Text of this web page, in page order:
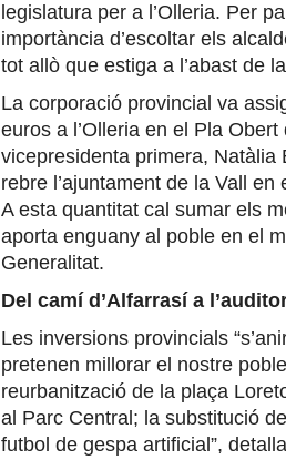
legislatura per a l’Olleria. Per
importància d’escoltar els
tot allò que estiga a l’abast de
La corporació provincial va
euros a l’Olleria en el Pla
vicepresidenta primera,
rebre l’ajuntament de la Vall
A esta quantitat cal sumar els
aporta enguany al poble en el
Generalitat.
Del camí d’Alfarrasí a
Les inversions provincials
pretenen millorar el nostre
reurbanització de la plaça
al Parc Central; la substitució
futbol de gespa artificial”,